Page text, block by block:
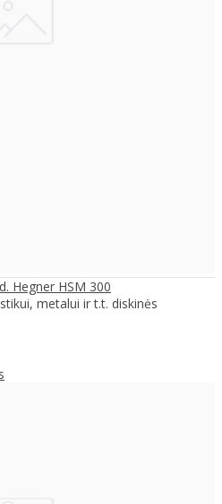
Hegner HSM 300
metalui ir t.t. diskinės